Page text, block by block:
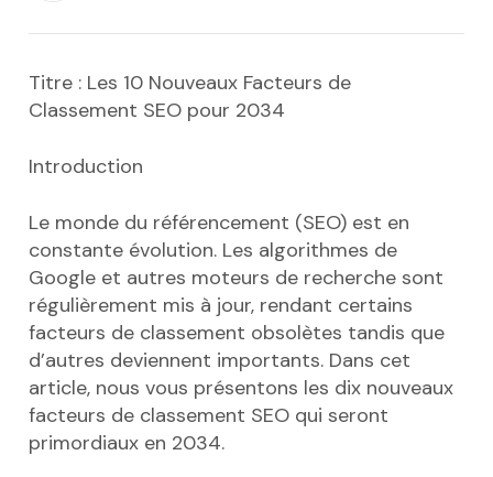
Titre : Les 10 Nouveaux Facteurs de
Classement SEO pour 2034
Introduction
Le monde du référencement (SEO) est en
constante évolution. Les algorithmes de
Google et autres moteurs de recherche sont
régulièrement mis à jour, rendant certains
facteurs de classement obsolètes tandis que
d’autres deviennent importants. Dans cet
article, nous vous présentons les dix nouveaux
facteurs de classement SEO qui seront
primordiaux en 2034.